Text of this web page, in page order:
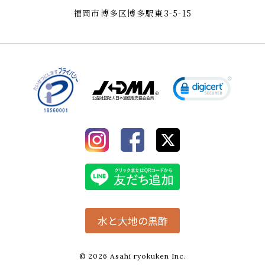
福岡市博多区博多駅東3-5-15
水と大地の黒酢
© 2026 Asahi ryokuken Inc.